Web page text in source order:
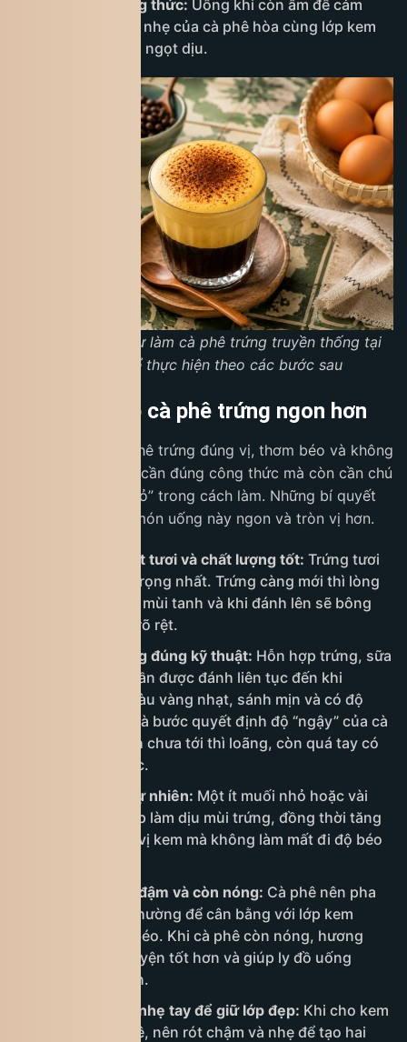
Bước 4: Thưởng thức: Uống khi còn ấm để cảm
nhận rõ vị đắng nhẹ của cà phê hòa cùng lớp kem
trứng béo ngậy, ngọt dịu.
Nếu bạn muốn tự làm cà phê trứng truyền thống tại
nhà, có thể thực hiện theo các bước sau
Bí quyết giúp cà phê trứng ngon hơn
Để có một ly cà phê trứng đúng vị, thơm béo và không
bị tanh, không chỉ cần đúng công thức mà còn cần chú
ý một vài “mẹo nhỏ” trong cách làm. Những bí quyết
dưới đây sẽ giúp món uống này ngon và tròn vị hơn.
Chọn trứng thật tươi và chất lượng tốt: Trứng tươi
là yếu tố quan trọng nhất. Trứng càng mới thì lòng
đỏ càng đậm, ít mùi tanh và khi đánh lên sẽ bông
mịn, thơm hơn rõ rệt.
Đánh kem trứng đúng kỹ thuật: Hỗn hợp trứng, sữa
đặc và đường cần được đánh liên tục đến khi
chuyển sang màu vàng nhạt, sánh mịn và có độ
bông dẻo. Đây là bước quyết định độ “ngậy” của cà
phê trứng: đánh chưa tới thì loãng, còn quá tay có
thể bị tách nước.
Khử mùi tanh tự nhiên: Một ít muối nhỏ hoặc vài
giọt vani sẽ giúp làm dịu mùi trứng, đồng thời tăng
độ hài hòa cho vị kem mà không làm mất đi độ béo
Ưu tiên cà phê đậm và còn nóng: Cà phê nên pha
đậm hơn bình thường để cân bằng với lớp kem
trứng vốn khá béo. Khi cà phê còn nóng, hương
thơm sẽ hòa quyện tốt hơn và giúp ly đồ uống
“đúng chất” hơn.
Rót kem trứng nhẹ tay để giữ lớp đẹp: Khi cho kem
trứng lên cà phê, nên rót chậm và nhẹ để tạo hai